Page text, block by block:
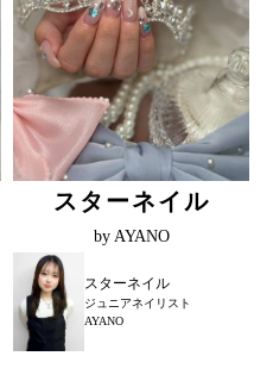
スターネイル
by AYANO
スターネイル
ジュニアネイリスト
AYANO